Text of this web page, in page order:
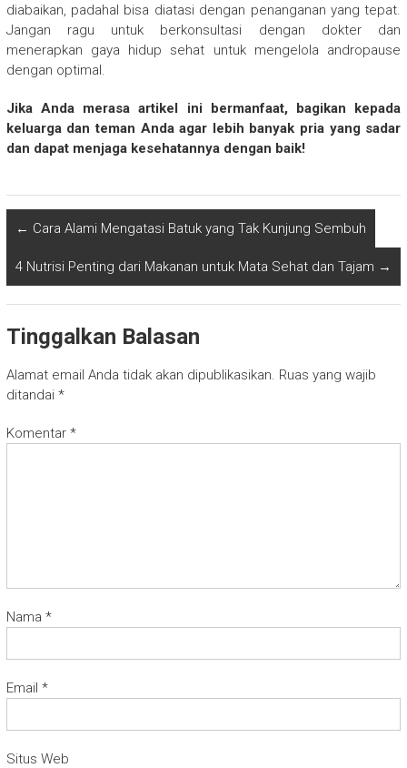
diabaikan, padahal bisa diatasi dengan penanganan yang tepat.
Jangan ragu untuk berkonsultasi dengan dokter dan
menerapkan gaya hidup sehat untuk mengelola andropause
dengan optimal.
Jika Anda merasa artikel ini bermanfaat, bagikan kepada
keluarga dan teman Anda agar lebih banyak pria yang sadar
dan dapat menjaga kesehatannya dengan baik!
← Cara Alami Mengatasi Batuk yang Tak Kunjung Sembuh
4 Nutrisi Penting dari Makanan untuk Mata Sehat dan Tajam →
Tinggalkan Balasan
Alamat email Anda tidak akan dipublikasikan. Ruas yang wajib
ditandai *
Komentar *
Nama *
Email *
Situs Web